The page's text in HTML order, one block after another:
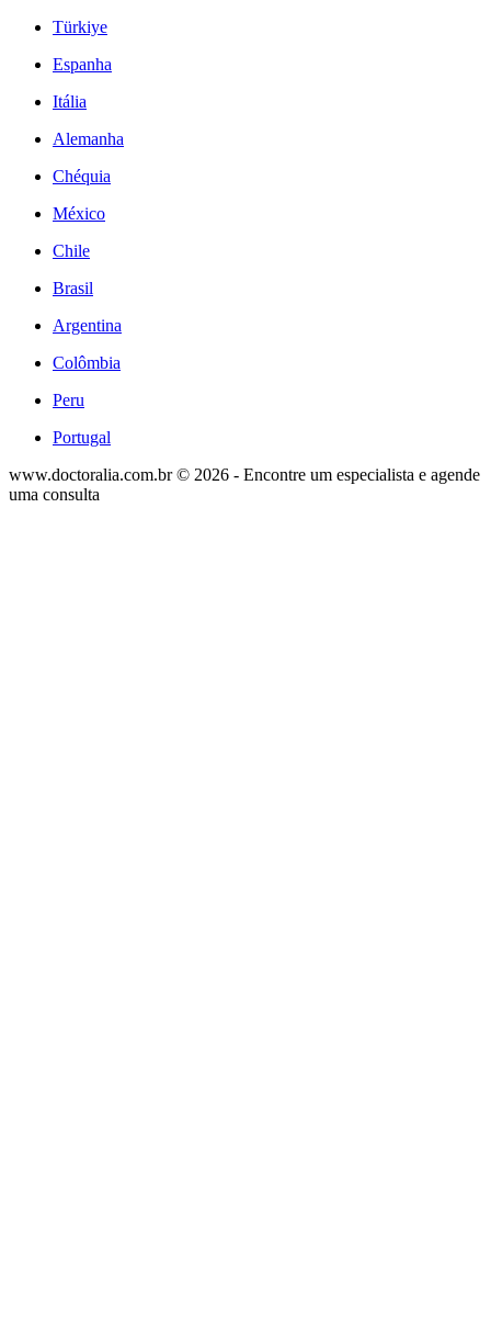
Türkiye
Espanha
Itália
Alemanha
Chéquia
México
Chile
Brasil
Argentina
Colômbia
Peru
Portugal
www.doctoralia.com.br © 2026 - Encontre um especialista e agende
uma consulta